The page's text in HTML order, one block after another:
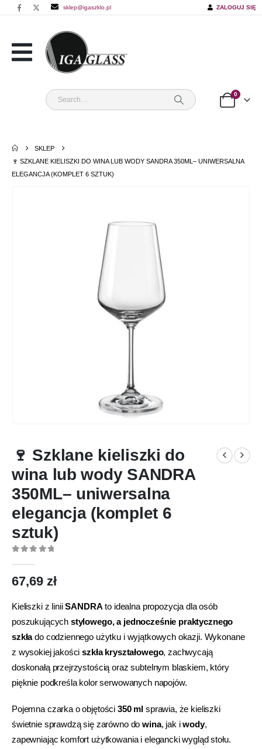
sklep@igaszklo.pl ZALOGUJ SIĘ
0
SKLEP
🍷 SZKLANE KIELISZKI DO WINA LUB WODY SANDRA 350ML– UNIWERSALNA
ELEGANCJA (KOMPLET 6 SZTUK)
🍷 Szklane kieliszki do
wina lub wody SANDRA
350ML– uniwersalna
elegancja (komplet 6
sztuk)
67,69 zł
Kieliszki z liniiSANDRA to idealna propozycja dla osób
poszukujących stylowego, a jednocześnie praktycznego
szkłado codziennego użytku i wyjątkowych okazji. Wykonane
z wysokiej jakościszkła kryształowego, zachwycają
doskonałą przejrzystością oraz subtelnym blaskiem, który
pięknie podkreśla kolor serwowanych napojów.
Pojemna czarka o objętości 350 ml sprawia, że kieliszki
świetnie sprawdzą się zarówno dowina, jak iwody,
zapewniając komfort użytkowania i elegancki wygląd stołu.